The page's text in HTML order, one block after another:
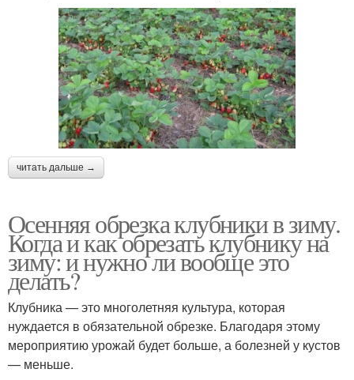
читать дальше →
Осенняя обрезка клубники в зиму.
Когда и как обрезать клубнику на
зиму: и нужно ли вообще это
делать?
Клубника — это многолетняя культура, которая
нуждается в обязательной обрезке. Благодаря этому
мероприятию урожай будет больше, а болезней у кустов
— меньше.